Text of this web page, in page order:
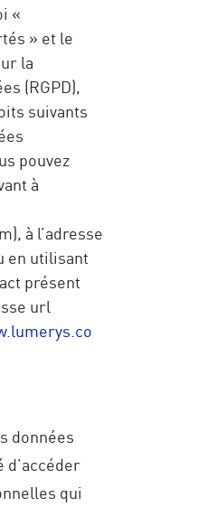
«
» et le
la
(RGPD),
suivants
pouvez
à
à l’adresse
en utilisant
présent
url
données
d’accéder
qui